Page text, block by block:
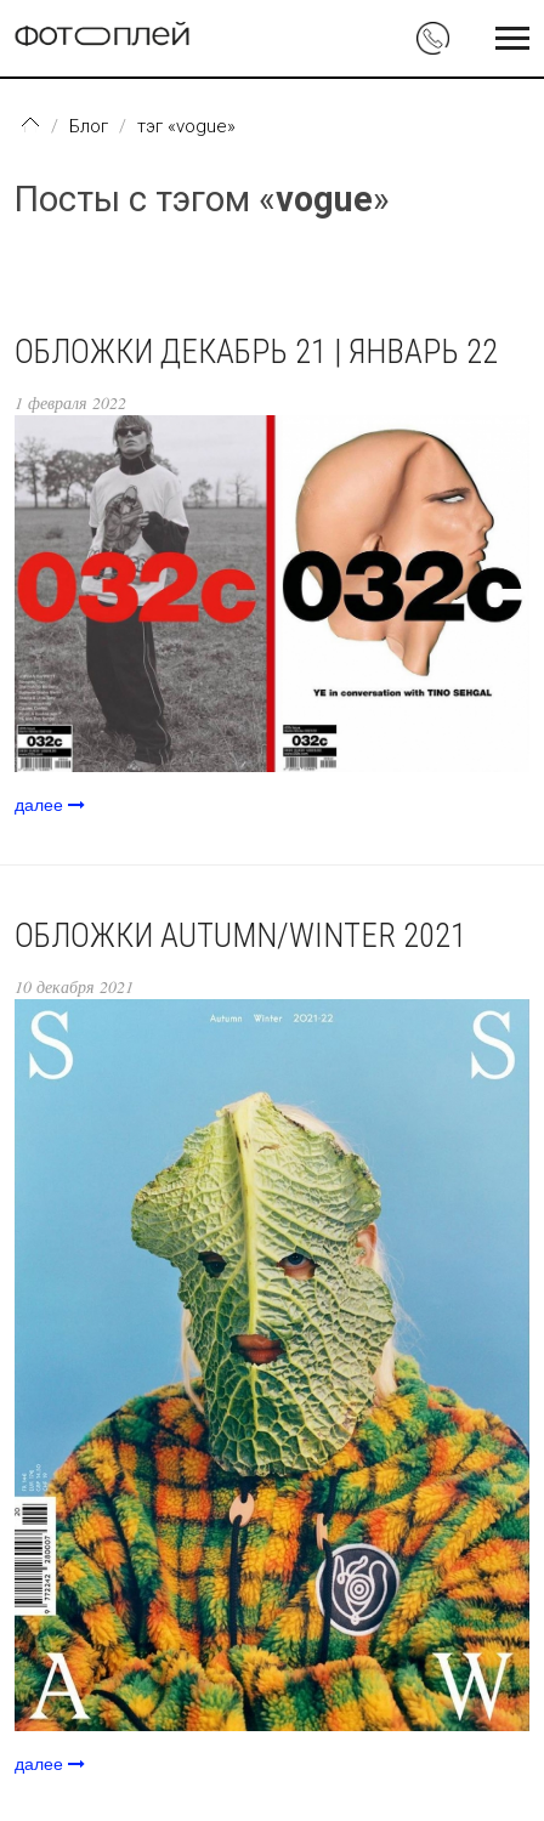
Блог тэг «vogue»
Посты с тэгом «vogue»
ОБЛОЖКИ ДЕКАБРЬ 21 | ЯНВАРЬ 22
1 февраля 2022
далее
ОБЛОЖКИ AUTUMN/WINTER 2021
10 декабря 2021
далее